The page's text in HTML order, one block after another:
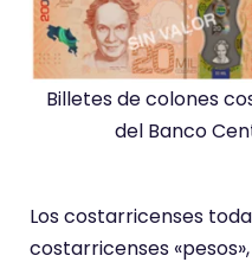
Billetes de colones
del Banco
Los costarricenses
costarricenses